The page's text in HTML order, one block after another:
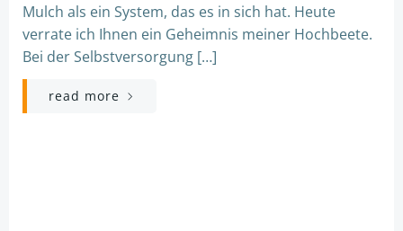
Mulch als ein System, das es in sich hat. Heute
verrate ich Ihnen ein Geheimnis meiner Hochbeete.
Bei der Selbstversorgung […]
read more